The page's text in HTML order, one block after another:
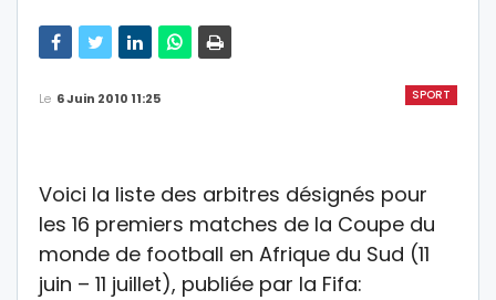
SPORT
Le 6 Juin 2010 11:25
Voici la liste des arbitres désignés pour
les 16 premiers matches de la Coupe du
monde de football en Afrique du Sud (11
juin – 11 juillet), publiée par la Fifa: